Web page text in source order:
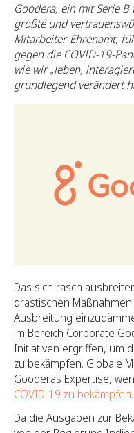
Goodera, ein mit Serie
größte und
Mitarbeiter-Ehrenamt,
gegen die COVID-19-
wie wir „leben,
grundlegend verändert
Das sich rasch
drastischen
Ausbreitung
im Bereich Corporate
Initiativen ergriffen, um
zu bekämpfen. Globale
Gooderas Expertise,
COVID-19 zu bekämpfen.
Da die Ausgaben zur